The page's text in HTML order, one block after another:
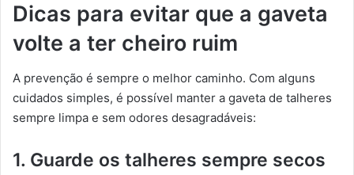
Dicas para evitar que a gaveta
volte a ter cheiro ruim
A prevenção é sempre o melhor caminho. Com alguns
cuidados simples, é possível manter a gaveta de talheres
sempre limpa e sem odores desagradáveis:
1. Guarde os talheres sempre secos